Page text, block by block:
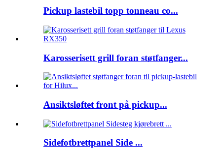
Pickup lastebil topp tonneau co...
Karosserisett grill foran støtfanger...
Ansiktsløftet front på pickup...
Sidefotbrettpanel Side ...